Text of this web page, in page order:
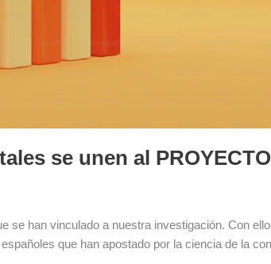
se unen al
se han vinculado a nuestra investigación. Con
que han apostado por la ciencia de la